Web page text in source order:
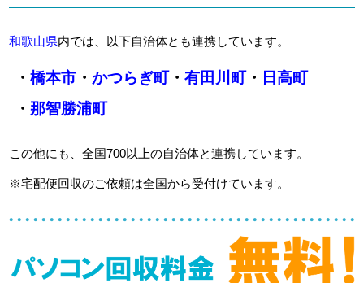
和歌山県内では、以下自治体とも連携しています。
・ 橋本市・ かつらぎ町・ 有田川町・ 日高町
・ 那智勝浦町
この他にも、全国700以上の自治体と連携しています。
※宅配便回収のご依頼は全国から受付けています。